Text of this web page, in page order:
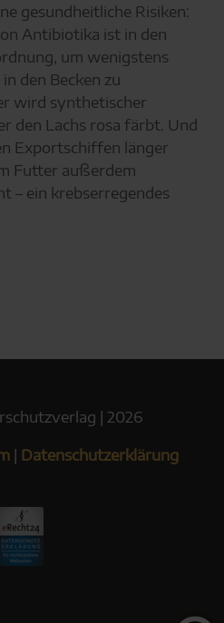
gesundheitliche Risiken:
Antibiotika ist in den
um wenigstens
den Becken zu
wird synthetischer
den Lachs rosa färbt. Und
Exportschiffen länger
Futter außerdem
– ein krebserregendes
| 2026
| Datenschutzerklärung